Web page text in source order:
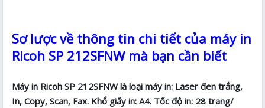
Sơ lược về thông tin chi tiết của máy in
Ricoh SP 212SFNW mà bạn cần biết
Máy in Ricoh SP 212SFNW là loại máy in: Laser đen trắng,
In, Copy, Scan, Fax. Khổ giấy in: A4. Tốc độ in: 28 trang/